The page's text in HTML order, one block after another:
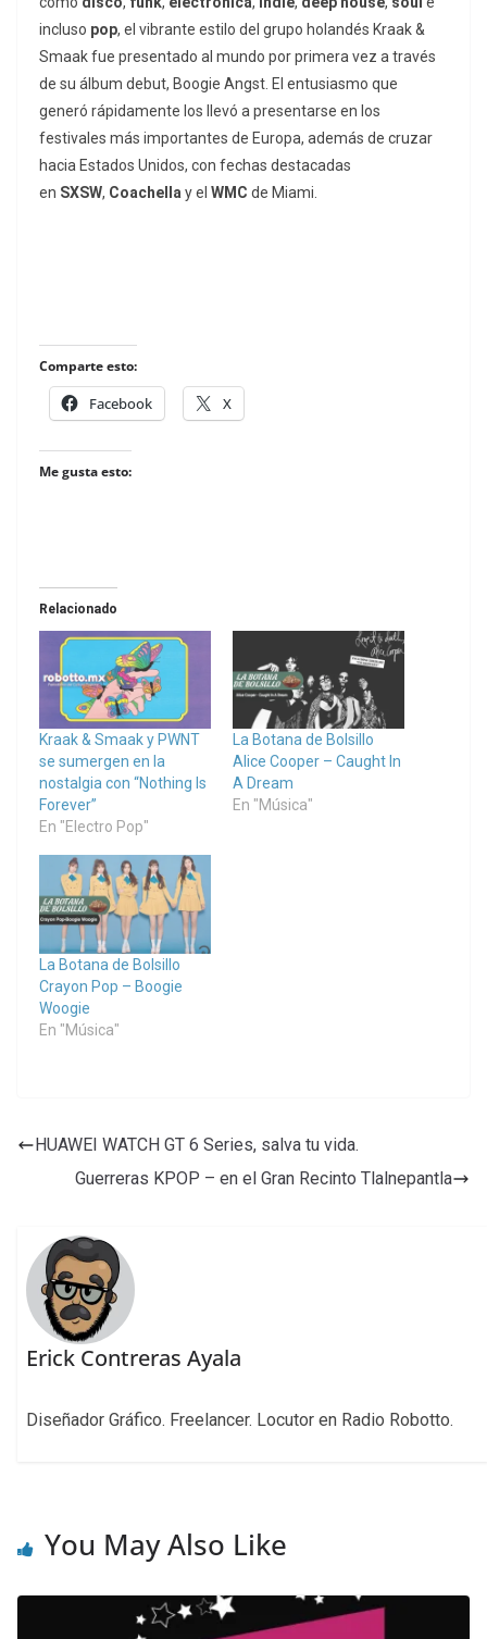
incluso pop, el vibrante estilo del grupo holandés Kraak &
Smaak fue presentado al mundo por primera vez a través
de su álbum debut, Boogie Angst. El entusiasmo que
generó rápidamente los llevó a presentarse en los
festivales más importantes de Europa, además de cruzar
hacia Estados Unidos, con fechas destacadas
en SXSW, Coachella y el WMC de Miami.
Comparte esto:
Facebook X
Me gusta esto:
Relacionado
Kraak & Smaak y PWNT
se sumergen en la
nostalgia con “Nothing Is
Forever”
En "Electro Pop"
La Botana de Bolsillo
Alice Cooper – Caught In
A Dream
En "Música"
La Botana de Bolsillo
Crayon Pop – Boogie
Woogie
En "Música"
HUAWEI WATCH GT 6 Series, salva tu vida.
Guerreras KPOP – en el Gran Recinto Tlalnepantla
Erick Contreras Ayala
Diseñador Gráfico. Freelancer. Locutor en Radio Robotto.
You May Also Like